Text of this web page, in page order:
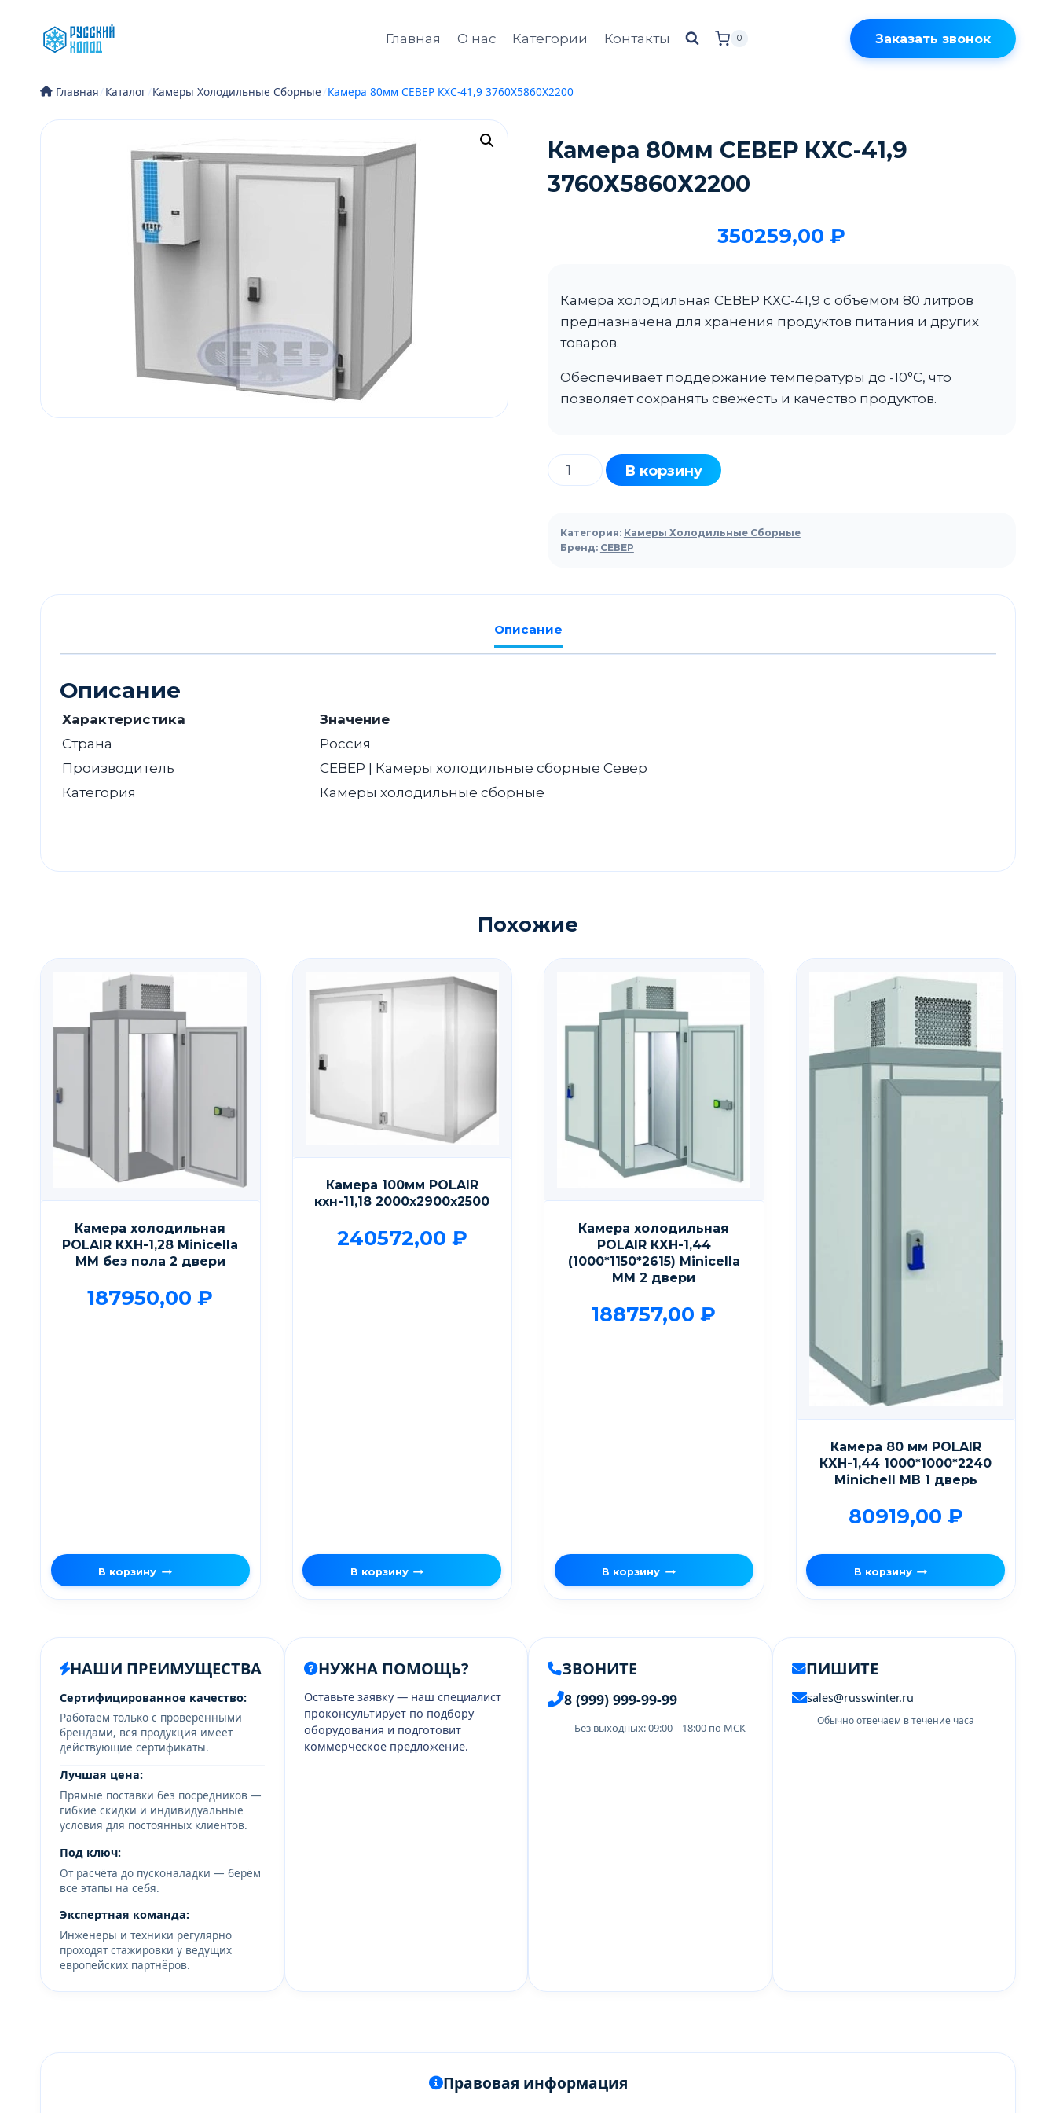
содержимому
Главная О нас Категории Контакты 0 Заказать звонок
Главная/Каталог/Камеры Холодильные Сборные /Камера 80мм СЕВЕР КХС-41,9 3760Х5860Х2200
Камера 80мм СЕВЕР КХС-41,9
3760Х5860Х2200
350259,00₽
Камера холодильная СЕВЕР КХС-41,9 с объемом 80 литров
предназначена для хранения продуктов питания и других
товаров.
Обеспечивает поддержание температуры до -10°C, что
позволяет сохранять свежесть и качество продуктов.
Количество
товара
80мм
СЕВЕР
3760Х5860Х2200
В корзину
Категория: Камеры Холодильные Сборные
Бренд: СЕВЕР
Описание
Описание
Характеристика
Значение
Страна
Россия
Производитель
СЕВЕР | Камеры холодильные сборные Север
Категория
Камеры холодильные сборные
Похожие
Камера холодильная
POLAIR КХН-1,28 Мinicellа
ММ без пола 2 двери
187950,00₽
В корзину
Камера 100мм POLAIR
кхн-11,18 2000х2900х2500
240572,00 ₽
В корзину
Камера холодильная
POLAIR КХН-1,44
(1000*1150*2615) Мinicellа
ММ 2 двери
188757,00₽
В корзину
Камера 80 мм POLAIR
КХН-1,44 1000*1000*2240
Мinichell MB 1 дверь
80919,00 ₽
В корзину
НАШИ ПРЕИМУЩЕСТВА
Сертифицированное качество:
Работаем только с проверенными
брендами, вся продукция имеет
действующие сертификаты.
Лучшая цена:
Прямые поставки без посредников —
гибкие скидки и индивидуальные
условия для постоянных клиентов.
Под ключ:
От расчёта до пусконаладки — берём
все этапы на себя.
Экспертная команда:
Инженеры и техники регулярно
проходят стажировки у ведущих
европейских партнёров.
НУЖНА ПОМОЩЬ?
Оставьте заявку — наш специалист
проконсультирует по подбору
оборудования и подготовит
коммерческое предложение.
ЗВОНИТЕ
8 (999) 999-99-99
Без выходных: 09:00 – 18:00 по МСК
ПИШИТЕ
sales@russwinter.ru
Обычно отвечаем в течение часа
Правовая информация